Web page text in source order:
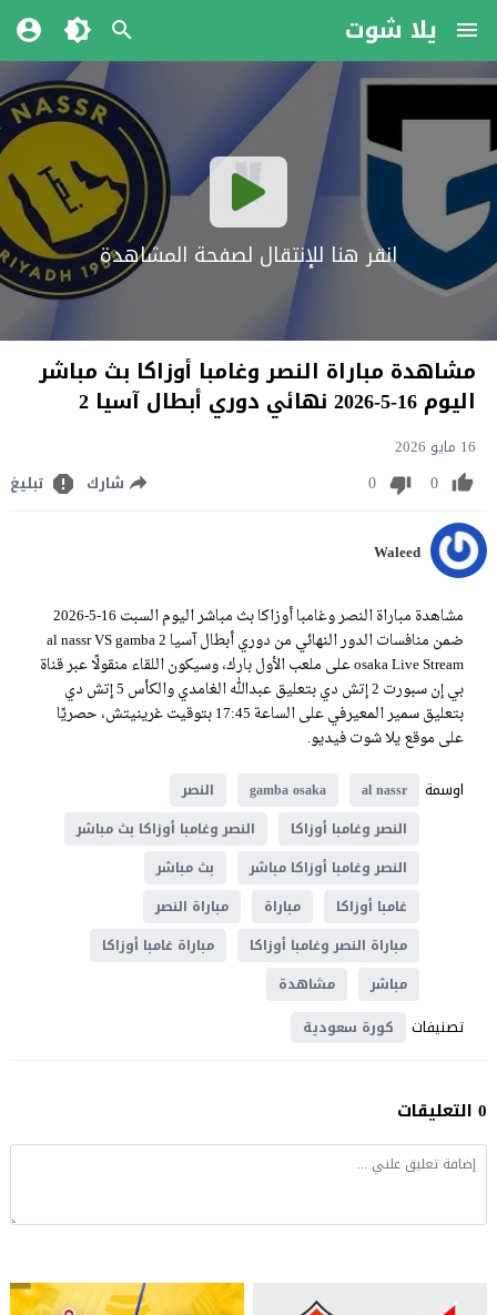
يلا شوت
انقر هنا للإنتقال لصفحة المشاهدة
مشاهدة مباراة النصر وغامبا أوزاكا بث مباشر
اليوم 16-5-2026 نهائي دوري أبطال آسيا 2
16 مايو 2026
0
0 شارك تبليغ
Waleed
مشاهدة مباراة النصر وغامبا أوزاكا بث مباشر اليوم السبت 16-5-2026
ضمن منافسات الدور النهائي من دوري أبطال آسيا 2 al nassr VS gamba
osaka Live Stream على ملعب الأول بارك، وسيكون اللقاء منقولًا عبر قناة
بي إن سبورت 2 إتش دي بتعليق عبدالله الغامدي والكأس 5 إتش دي
بتعليق سمير المعيرفي على الساعة 17:45 بتوقيت غرينيتش، حصريًا
على موقع يلا شوت فيديو.
اوسمة
al nassr
gamba osaka
النصر
النصر وغامبا أوزاكا
النصر وغامبا أوزاكا بث مباشر
النصر وغامبا أوزاكا مباشر
بث مباشر
غامبا أوزاكا
مباراة
مباراة النصر
مباراة النصر وغامبا أوزاكا
مباراة غامبا أوزاكا
مباشر
مشاهدة
تصنيفات كورة سعودية
0 التعليقات